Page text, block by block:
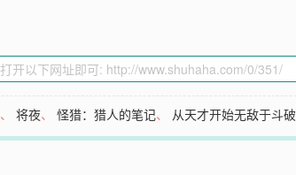
、将夜、怪猎：猎人的笔记、 从天才开始无敌于斗破